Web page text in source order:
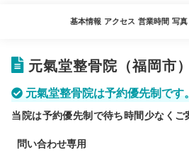
基本情報 アクセス 営業時間 写真
元氣堂整骨院（福岡市
元氣堂整骨院は予約優先制です
当院は予約優先制で待ち時間少なくご
問い合わせ専用